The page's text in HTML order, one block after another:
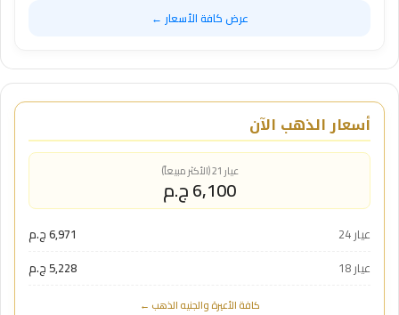
عرض كافة الأسعار ←
أسعار الذهب الآن
عيار 21 (الأكثر مبيعاً)
6,100 ج.م
عيار 24
6,971 ج.م
عيار 18
5,228 ج.م
كافة الأعيرة والجنيه الذهب ←